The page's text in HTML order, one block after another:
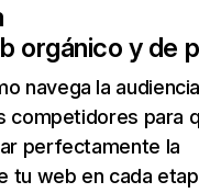
orgánico y de
navega la
competidores para
perfectamente la
tu web en cada